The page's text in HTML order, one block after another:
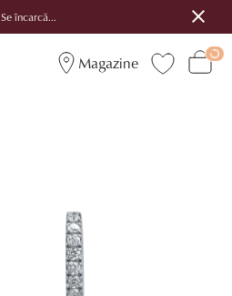
Se încarcă...
Magazine